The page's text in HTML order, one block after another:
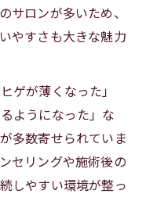
サロンが多いため、
やすさも大きな魅力
ゲが薄くなった」
ようになった」な
多数寄せられていま
セリングや施術後の
しやすい環境が整っ